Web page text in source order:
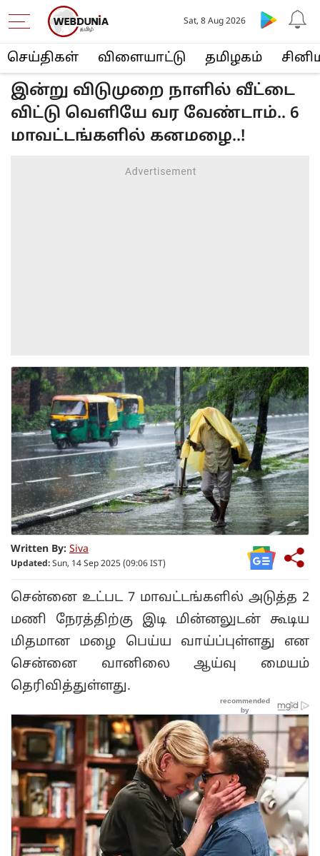
செய்திகள் விளையா‌ட்டு த‌மிழக‌ம்
Sat, 8 Aug 2026
இன்று விடுமுறை நாளில் வீட்டை
விட்டு வெளியே வர வேண்டாம்.. 6
மாவட்டங்களில் கனமழை..!
Written By: Siva
Updated: Sun, 14 Sep 2025 (09:06 IST)
சென்னை உட்பட 7 மாவட்டங்களில் அடுத்த 2
மணி நேரத்திற்கு இடி மின்னலுடன் கூடிய
மிதமான மழை பெய்ய வாய்ப்புள்ளது என
சென்னை வானிலை ஆய்வு மையம்
தெரிவித்துள்ளது.